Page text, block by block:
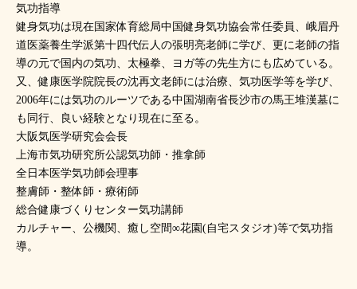
気功指導
健身気功は現在国家体育総局中国健身気功協会常任委員、峨眉丹
道医薬養生学派第十四代伝人の張明亮老師に学び、更に老師の指
導の元で国内の気功、太極拳、ヨガ等の先生方にも広めている。
又、健康医学院院長の沈再文老師には治療、気功医学等を学び、
2006年には気功のルーツである中国湖南省長沙市の馬王堆漢墓に
も同行、良い経験となり現在に至る。
大阪気医学研究会会長
上海市気功研究所公認気功師・推拿師
全日本医学気功師会理事
整膚師・整体師・療術師
総合健康づくりセンター気功講師
カルチャー、公機関、癒し空間∞花園(自宅スタジオ)等で気功指
導。